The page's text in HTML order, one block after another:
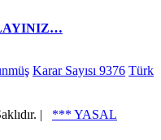
Karar Sayısı 9376 Türk
| *** YASAL